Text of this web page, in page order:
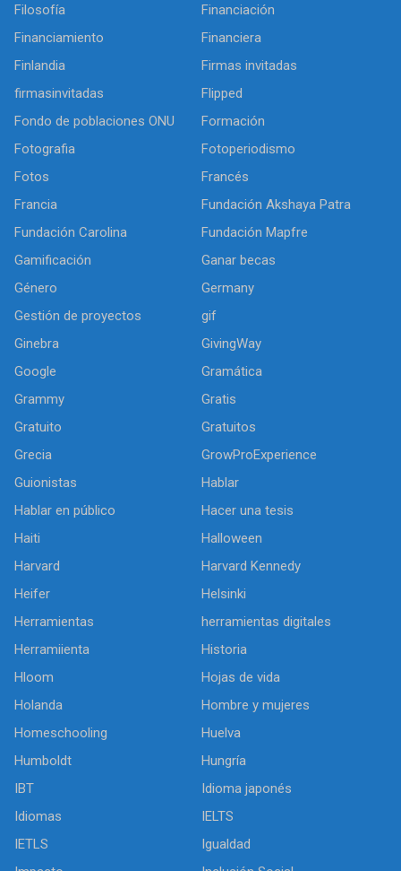
Filosofía
Financiación
Financiamiento
Financiera
Finlandia
Firmas invitadas
firmasinvitadas
Flipped
Fondo de poblaciones ONU
Formación
Fotografia
Fotoperiodismo
Fotos
Francés
Francia
Fundación Akshaya Patra
Fundación Carolina
Fundación Mapfre
Gamificación
Ganar becas
Género
Germany
Gestión de proyectos
gif
Ginebra
GivingWay
Google
Gramática
Grammy
Gratis
Gratuito
Gratuitos
Grecia
GrowProExperience
Guionistas
Hablar
Hablar en público
Hacer una tesis
Haiti
Halloween
Harvard
Harvard Kennedy
Heifer
Helsinki
Herramientas
herramientas digitales
Herramiienta
Historia
Hloom
Hojas de vida
Holanda
Hombre y mujeres
Homeschooling
Huelva
Humboldt
Hungría
IBT
Idioma japonés
Idiomas
IELTS
IETLS
Igualdad